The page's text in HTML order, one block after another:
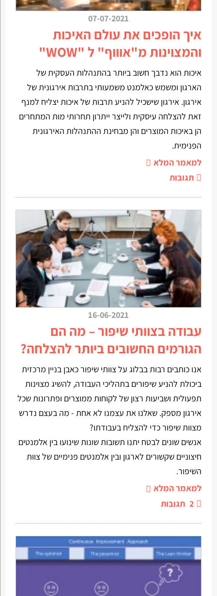
07-07-2021
איך הופכים את עולם האיכות
והמצוינות מ"אוווף" ל "WOW"
איכות הוא נדבך חשוב ביותר בהתנהלות העסקית של
הארגון ומשמש כאלמנט משמעותי בתרבות אירגונית של
אירגון. אירגון שישכיל להניע תרבות של איכות יצליח למנף
זאת להצלחה עיסקית ולייצר ייתרון תחרותי מות המתחרים
הן באיכות המוצרים והן מבחינת ההתנהלות האירגונית
הפנימית.
למאמר המלא
תגובות
16-06-2021
עבודה בצוותי שיפור – מה הם
הגורמים החשובים ביותר להצלחה?
אנו כותבים רבות בבלוג על צוותי שיפור כאבן בניין מרכזית
ביכולת להניע שיפורים בתהליכי העבודה, להשיג מצוינות
תפעולית ושביעות רצון של לקוחות ממוצרים ופתרונות שכל
אירגון מספק. שאלנו את עצמנו לא אחת - מה בעצם נדרש
מצוות שיפור כדי להצליח בעבודתו?
אנשים שונים לבטח יתנו תשובות שונות שינועו בין אלמנטים
חיצוניים שקשורים לארגון ובין אלמנטים פנימיים של צוות
השיפור.
למאמר המלא
2 תגובות